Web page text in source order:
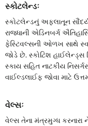
સ્કોટલેન્ડઃ
સ્કોટલેન્ડનું અફલાતૂન
રાજધાની એડિનબર્ગ
ફેસ્ટિવલ્સની ઓળખ સાથે
જોડે છે. સ્કોટિશ
સ્કાય સહિત નાટકીય
વાઈલ્ડલાઈફ જોવા માટે
વેલ્સઃ
વેલ્સ તેના મંત્રમુગ્ધ કરનારા